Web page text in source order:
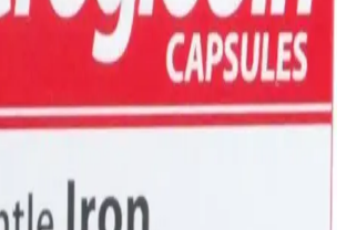
ve demir içeriğiyle kas gelişimini destekler,
tüketildiğinde beslenmeye değer
kontrollü tüketim önemlidir.
Faydaları ve Dozajı
Gerekenler
eksikliğini gideren ve enerji seviyesini artıran
Doğru doz ve kullanım ile